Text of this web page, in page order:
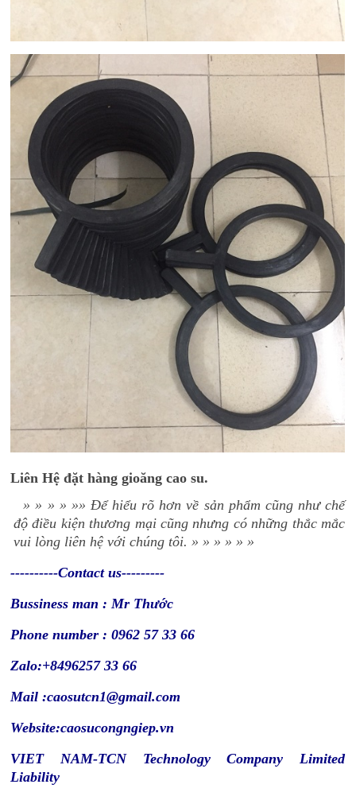
Liên Hệ đặt hàng gioăng cao su.
» » » » »» Để hiểu rõ hơn về sản phẩm cũng như chế
độ điều kiện thương mại cũng nhưng có những thắc mắc
vui lòng liên hệ với chúng tôi. » » » » » »
----------Contact us---------
Bussiness man : Mr Thước
Phone number : 0962 57 33 66
Zalo:+8496257 33 66
Mail :caosutcn1@gmail.com
Website:caosucongngiep.vn
VIET NAM-TCN Technology Company Limited
Liability